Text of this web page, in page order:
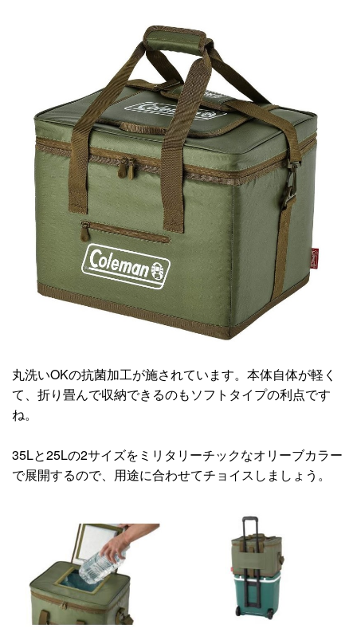
丸洗いOKの抗菌加工が施されています。本体自体が軽く
て、折り畳んで収納できるのもソフトタイプの利点です
ね。
35Lと25Lの2サイズをミリタリーチックなオリーブカラー
で展開するので、用途に合わせてチョイスしましょう。